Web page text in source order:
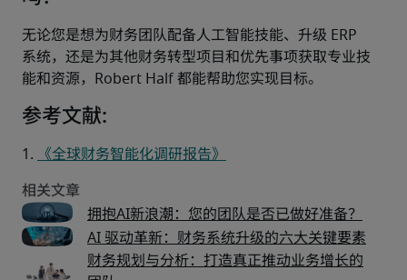
无论您是想为财务团队配备人工智能技能、升级 ERP
系统，还是为其他财务转型项目和优先事项获取专业技
能和资源，Robert Half 都能帮助您实现目标。
参考文献:
1. 《全球财务智能化调研报告》
拥抱AI新浪潮：您的团队是否已做好准备？
AI 驱动革新：财务系统升级的六大关键要素
财务规划与分析：打造真正推动业务增长的